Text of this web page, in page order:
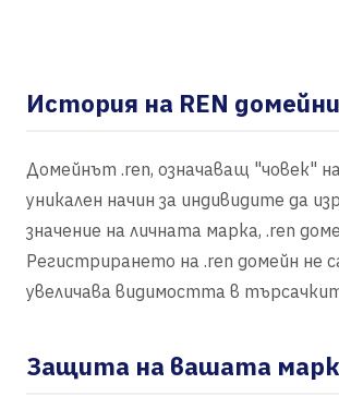
История на REN
Домейнът .ren, означаващ "човек"
уникален начин за индивидите да
значение на личната марка, .ren
Регистрирането на .ren домейн не
увеличава видимостта в
Защита на вашата